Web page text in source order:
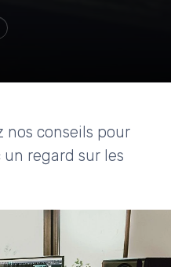
nos conseils pour
regard sur les